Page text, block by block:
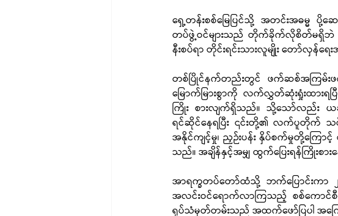
ရှေ့တန်းစစ်မြေပြင်သို့ အတင်းအဓမ္မ
တပ်ဖွဲ့ဝင်များသည် တိုက်ခိုက်လိုစိတ်မရှိဘဲ အခွ
နီးစပ်ရာ တိုင်းရင်းသားလူမျိုး တော်လှန်ရ
တစ်ပြိုင်နက်တည်းတွင် ဖက်ဆစ်အကြမ်းဖ
မြောက်မြားစွာကို လက်လွှတ်ဆုံးရှုံးထားရ
ကြိုး စားလျက်ရှိသည်။ သို့သော်လည်း ယခ
ရင်ဆိုင်နေရပြီး ၎င်းတို့၏ လက်ပူတိုက် သင်
အနိုင်ကျင့်မှု၊ ညှဉ်းပန်း နှိပ်စက်မှုတို့ကြ
သည်။ အချိန်နှင့်အမျှ ထွက်ပြေးရန်ကြိုးစာ
အာရက္ခတပ်တော်ထံသို့ ဘက်ပြောင်းကာ
အလင်းဝင်ရောက်လာကြသည့် စစ်ကောင်
ရုပ်သံမှတ်တမ်းသည် အထက်ဖော်ပြပါ အကြ